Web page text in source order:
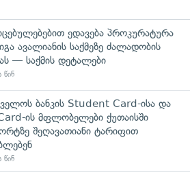
ედავება პროკურატურა
ავალიანის საქმეზე ძალადობის
— საქმის დეტალები
წინ
ბანკის Student Card-ისა და
ის მფლობელები ქუთაისში
შეღავათიანი ტარიფით
წინ